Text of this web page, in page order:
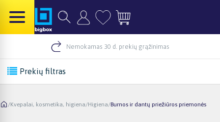
Nemokamas 30 d. prekių grąžinimas
Prekių filtras
/Kvepalai, kosmetika, higiena/Higiena/Burnos ir dantų priežiūros priemonės